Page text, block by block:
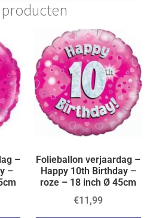
–
–
Folieballon verjaardag –
Happy 10th Birthday –
roze – 18 inch Ø 45cm
€11,99